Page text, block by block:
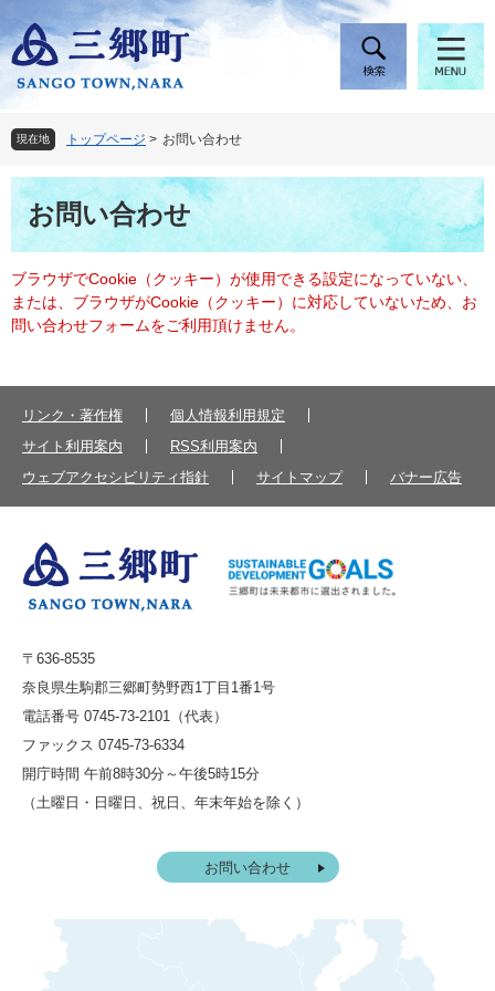
ー
ジ
頭
で
す
ニ
ュ
飛
ば
し
現在地 トップページ > お問い合わせ
本
文お問い合わせ
ブラウザでCookie（クッキー）が使用できる設定になっていない、
または、ブラウザがCookie（クッキー）に対応していないため、お
問い合わせフォームをご利用頂けません。
リンク・著作権
個人情報利用規定
サイト利用案内
RSS利用案内
ウェブアクセシビリティ指針
サイトマップ バナー広告
〒636-8535
奈良県生駒郡三郷町勢野西1丁目1番1号
電話番号 0745-73-2101（代表）
ファックス 0745-73-6334
開庁時間 午前8時30分～午後5時15分
（土曜日・日曜日、祝日、年末年始を除く）
お問い合わせ